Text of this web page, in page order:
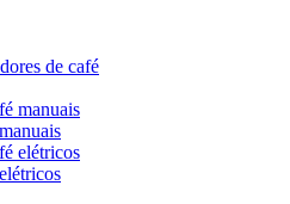
de café